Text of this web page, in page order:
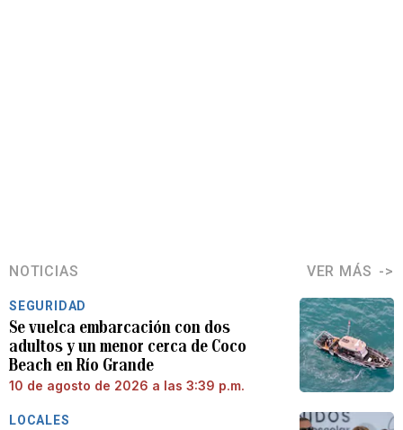
NOTICIAS VER MÁS
SEGURIDAD
Se vuelca embarcación con dos
adultos y un menor cerca de Coco
Beach en Río Grande
10 de agosto de 2026 a las 3:39 p.m.
LOCALES